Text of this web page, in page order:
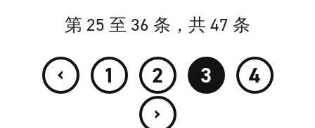
第 25 至 36 条，共 47 条
‹ 1 2 3
4
›